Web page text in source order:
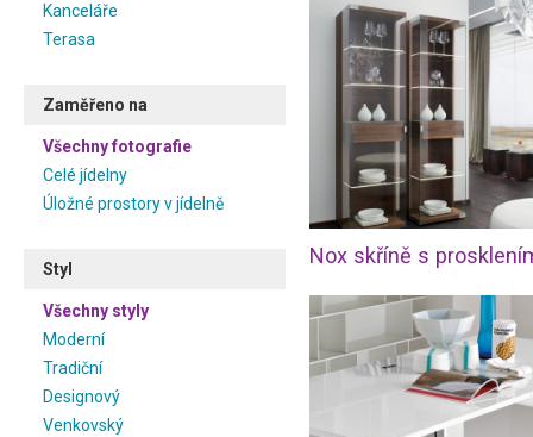
Kanceláře
Terasa
Zaměřeno na
Všechny fotografie
Celé jídelny
Úložné prostory v jídelně
Styl
Všechny styly
Moderní
Tradiční
Designový
Venkovský
Jídelna je vhodná pro
večeře, narozeninová
neměli zařizování této
Vašemu interiéru tu
jídelen a inspirujte se na
Nox skříně s